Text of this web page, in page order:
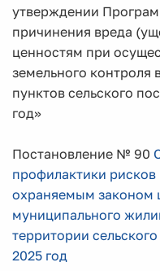
утверждении
причинения вреда
ценностям при
земельного контроля
пунктов сельского
год»
Постановление № 90
профилактики
охраняемым законом
муниципального
территории
2025 год